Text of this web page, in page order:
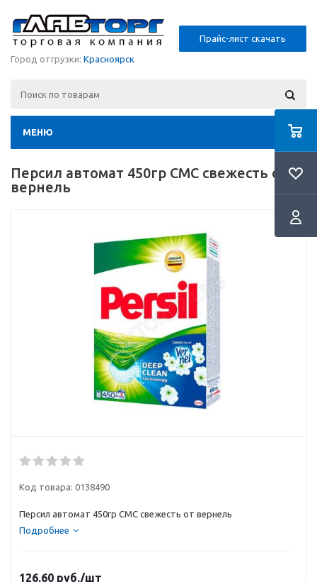
Прайс-лист скачать
Город отгрузки: Красноярск
МЕНЮ
Персил автомат 450гр СМС свежесть от
вернель
Код товара: 0138490
Персил автомат 450гр СМС свежесть от вернель
Подробнее
126.60 руб./шт